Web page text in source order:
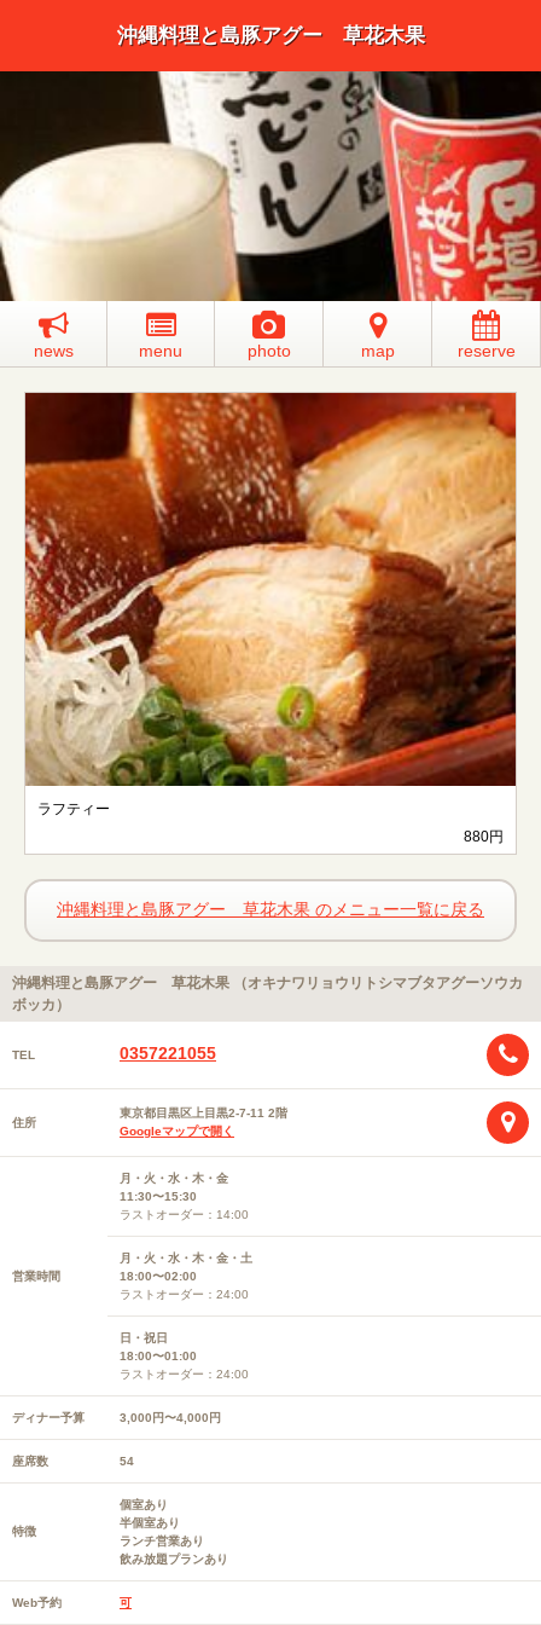
沖縄料理と島豚アグー 草花木果
news menu photo map reserve
ラフティー
880円
沖縄料理と島豚アグー 草花木果 のメニュー一覧に戻る
沖縄料理と島豚アグー 草花木果 （オキナワリョウリトシマブタアグーソウカ
ボッカ）
TEL 0357221055
住所
東京都目黒区上目黒2-7-11 2階
Googleマップで開く
営業時間
月・火・水・木・金
11:30〜15:30
ラストオーダー：14:00
月・火・水・木・金・土
18:00〜02:00
ラストオーダー：24:00
日・祝日
18:00〜01:00
ラストオーダー：24:00
ディナー予算 3,000円〜4,000円
座席数 54
特徴
個室あり
半個室あり
ランチ営業あり
飲み放題プランあり
Web予約 可